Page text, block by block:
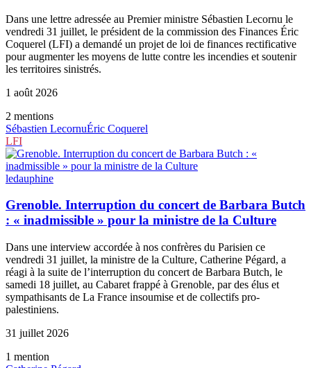
Dans une lettre adressée au Premier ministre Sébastien Lecornu le
vendredi 31 juillet, le président de la commission des Finances Éric
Coquerel (LFI) a demandé un projet de loi de finances rectificative
pour augmenter les moyens de lutte contre les incendies et soutenir
les territoires sinistrés.
1 août 2026
2 mentions
Sébastien LecornuÉric Coquerel
LFI
ledauphine
Grenoble. Interruption du concert de Barbara Butch
: « inadmissible » pour la ministre de la Culture
Dans une interview accordée à nos confrères du Parisien ce
vendredi 31 juillet, la ministre de la Culture, Catherine Pégard, a
réagi à la suite de l’interruption du concert de Barbara Butch, le
samedi 18 juillet, au Cabaret frappé à Grenoble, par des élus et
sympathisants de La France insoumise et de collectifs pro-
palestiniens.
31 juillet 2026
1 mention